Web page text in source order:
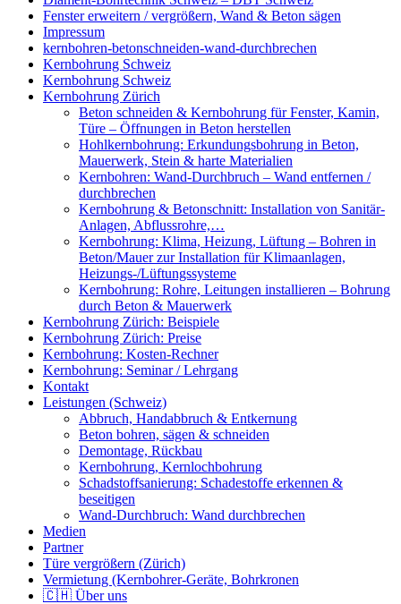
Fenster erweitern / vergrößern, Wand & Beton sägen
Impressum
kernbohren-betonschneiden-wand-durchbrechen
Kernbohrung Schweiz
Kernbohrung Schweiz
Kernbohrung Zürich
Beton schneiden & Kernbohrung für Fenster, Kamin,
Türe – Öffnungen in Beton herstellen
Hohlkernbohrung: Erkundungsbohrung in Beton,
Mauerwerk, Stein & harte Materialien
Kernbohren: Wand-Durchbruch – Wand entfernen /
durchbrechen
Kernbohrung & Betonschnitt: Installation von Sanitär-
Anlagen, Abflussrohre,…
Kernbohrung: Klima, Heizung, Lüftung – Bohren in
Beton/Mauer zur Installation für Klimaanlagen,
Heizungs-/Lüftungssysteme
Kernbohrung: Rohre, Leitungen installieren – Bohrung
durch Beton & Mauerwerk
Kernbohrung Zürich: Beispiele
Kernbohrung Zürich: Preise
Kernbohrung: Kosten-Rechner
Kernbohrung: Seminar / Lehrgang
Kontakt
Leistungen (Schweiz)
Abbruch, Handabbruch & Entkernung
Beton bohren, sägen & schneiden
Demontage, Rückbau
Kernbohrung, Kernlochbohrung
Schadstoffsanierung: Schadestoffe erkennen &
beseitigen
Wand-Durchbruch: Wand durchbrechen
Medien
Partner
Türe vergrößern (Zürich)
Vermietung (Kernbohrer-Geräte, Bohrkronen
🇨🇭 Über uns